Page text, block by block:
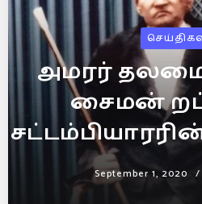
அமரர் தலமை
சைமன்
September 1, 2020